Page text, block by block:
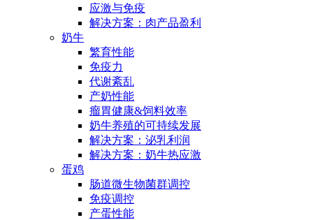
应激与免疫
解决方案：肉产品盈利
奶牛
繁育性能
免疫力
代谢紊乱
产奶性能
瘤胃健康&饲料效率
奶牛养殖的可持续发展
解决方案：泌乳利润
解决方案：奶牛热应激
蛋鸡
肠道微生物菌群调控
免疫调控
产蛋性能